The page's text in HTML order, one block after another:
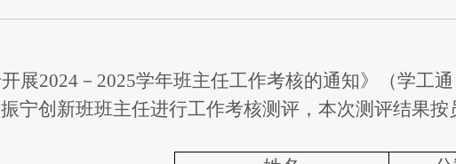
展2024－2025学年班主任工作考核的通知》（学工通
振宁创新班班主任进行工作考核测评，本次测评结果按